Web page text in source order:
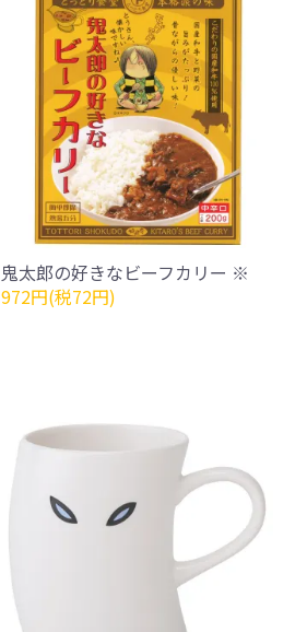
鬼太郎の好きなビーフカリー ※
972円(税72円)